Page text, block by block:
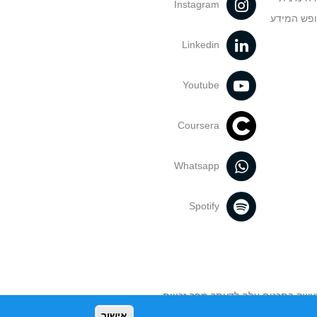
אלו
כלי
המידע
Instagram
Linkedin
Youtube
Coursera
Whatsapp
Spotify
בתכנים אלה לדעתך מפר זכויות